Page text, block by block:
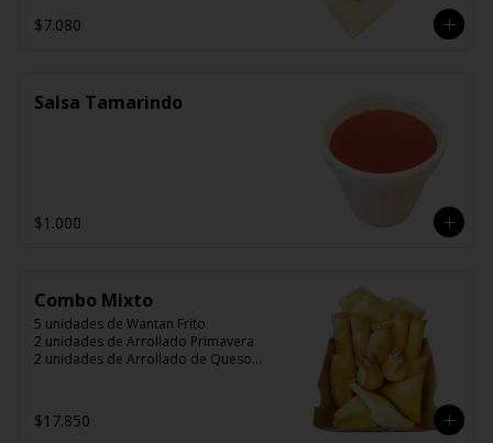
$7.080
Salsa Tamarindo
$1.000
Combo Mixto
5 unidades de Wantan Frito
2 unidades de Arrollado Primavera
2 unidades de Arrollado de Queso
2 unidades Wantán Especial
$17.850